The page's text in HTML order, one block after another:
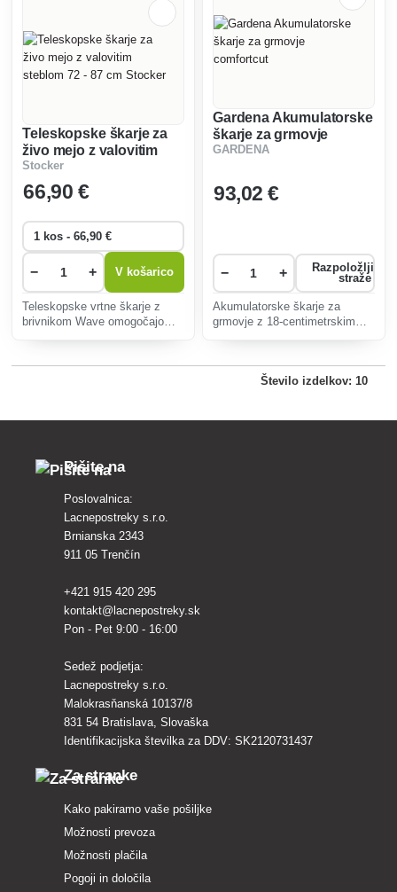
Teleskopske škarje za
živo mejo z valovitim
steblom 72 - 87 cm
Stocker
Stocker
66,90 €
− + V košarico
Teleskopske vrtne škarje z
brivnikom Wave omogočajo
dolžina in ergonomski ročaji
Gardena Akumulatorske
škarje za grmovje
comfortcut
GARDENA
93,02 €
− +
Razpoložljivost
straže
Akumulatorske škarje za
grmovje z 18-centimetrskim
obrezovanje in rezanje
grmovnic in grmovja brez
Število izdelkov: 10
Pišite na
Poslovalnica:
Lacnepostreky s.r.o.
Brnianska 2343
911 05 Trenčín
+421 915 420 295
kontakt@lacnepostreky.sk
Pon - Pet 9:00 - 16:00
Sedež podjetja:
Lacnepostreky s.r.o.
Malokrasňanská 10137/8
831 54 Bratislava, Slovaška
Identifikacijska številka za DDV: SK2120731437
Za stranke
Kako pakiramo vaše pošiljke
Možnosti prevoza
Možnosti plačila
Pogoji in določila